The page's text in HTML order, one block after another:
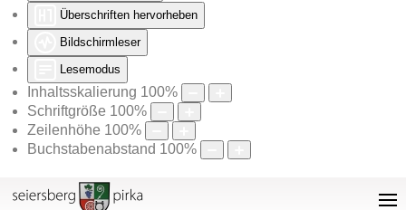
Überschriften hervorheben
Bildschirmleser
Lesemodus
Inhaltsskalierung 100%
Schriftgröße 100%
Zeilenhöhe 100%
Buchstabenabstand 100%